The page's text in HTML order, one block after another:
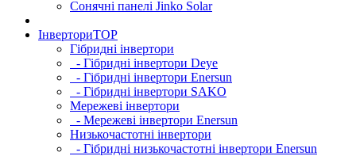
Сонячні панелі Jinko Solar
ІнверториTOP
Гібридні інвертори
- Гібридні інвертори Deye
- Гібридні інвертори Enersun
- Гібридні інвертори SAKO
Мережеві інвертори
- Мережеві інвертори Enersun
Низькочастотні інвертори
- Гібридні низькочастотні інвертори Enersun